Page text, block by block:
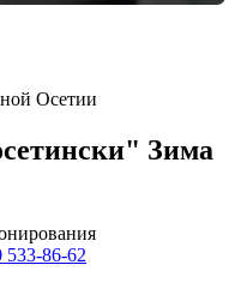
Осетии
Зима
533-86-62